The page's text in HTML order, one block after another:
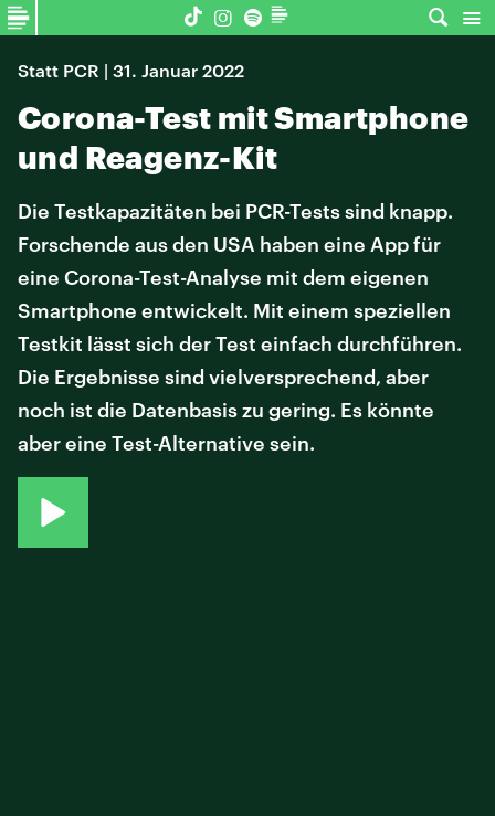
Statt PCR | 31. Januar 2022
Corona-Test mit Smartphone
und Reagenz-Kit
Die Testkapazitäten bei PCR-Tests sind knapp.
Forschende aus den USA haben eine App für
eine Corona-Test-Analyse mit dem eigenen
Smartphone entwickelt. Mit einem speziellen
Testkit lässt sich der Test einfach durchführen.
Die Ergebnisse sind vielversprechend, aber
noch ist die Datenbasis zu gering. Es könnte
aber eine Test-Alternative sein.